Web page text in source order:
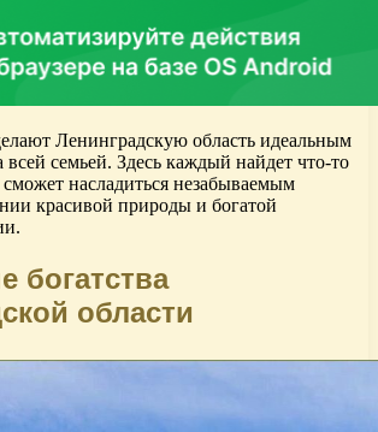
Ленинградскую область идеальным
всей семьей. Здесь каждый найдет что-то
насладиться незабываемым
красивой природы и богатой
богатства
области